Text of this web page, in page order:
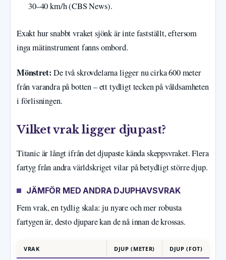
30–40 km/h (CBS News).
Exakt hur snabbt vraket sjönk är inte fastställt, eftersom
inga mätinstrument fanns ombord.
Mönstret: De två skrovdelarna ligger nu cirka 600 meter
från varandra på botten – ett tydligt tecken på våldsamheten
i förlisningen.
Vilket vrak ligger djupast?
Titanic är långt ifrån det djupaste kända skeppsvraket. Flera
fartyg från andra världskriget vilar på betydligt större djup.
JÄMFÖR MED ANDRA DJUPHAVSVRAK
Fem vrak, en tydlig skala: ju nyare och mer robusta
fartygen är, desto djupare kan de nå innan de krossas.
VRAK DJUP (METER) DJUP (FOT)